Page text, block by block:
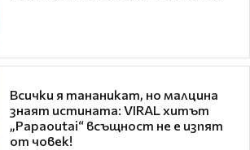
Всички я тананикат, но малцина
знаят истината: VIRAL хитът
„Papaoutai“ всъщност не е изпят
от човек!